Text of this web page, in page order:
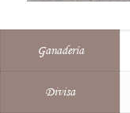
Ganadería
Divisa